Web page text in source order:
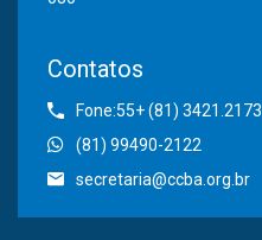
Contatos
Fone:55+ (81) 3421.2173
(81) 99490-2122
secretaria@ccba.org.br